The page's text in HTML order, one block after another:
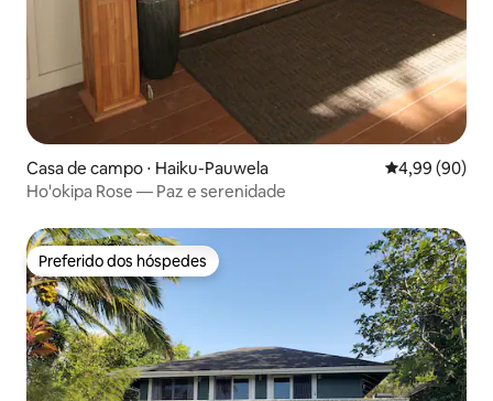
Casa de campo ⋅ Haiku-Pauwela 4,99 de uma
4,99 (90)
Ho'okipa Rose — Paz e serenidade
Preferido dos hóspedes
Preferido dos hóspedes